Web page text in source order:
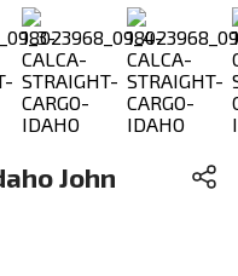
John